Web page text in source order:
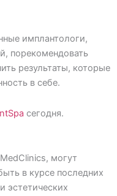
имплантологи,
порекомендовать
результаты, которые
в себе.
сегодня.
могут
в курсе последних
эстетических